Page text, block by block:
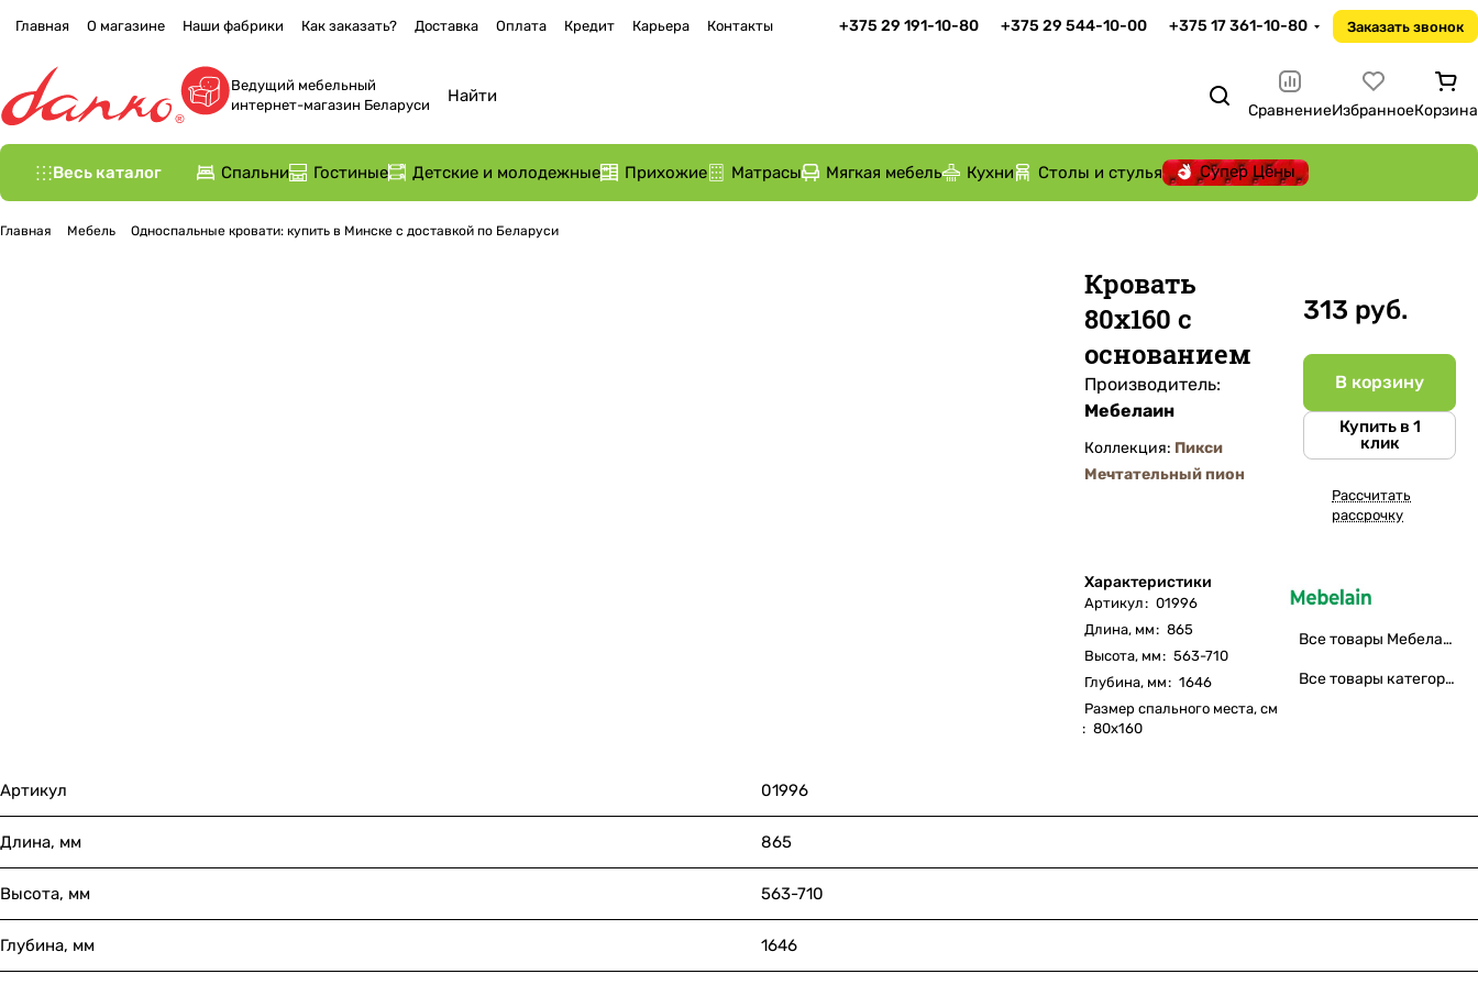
Главная О магазине Наши фабрики Как заказать? Доставка Оплата Кредит Карьера Контакты +375 29 191-10-80 +375 29 544-10-00 +375 17 361-10-80 Заказать звонок
Ведущий мебельный
интернет-магазин Беларуси
СравнениеИзбранноеКорзина
Весь каталог Спальни Гостиные Детские и молодежные Прихожие Матрасы Мягкая мебель Кухни Столы и стулья Супер Цены
Главная Мебель Односпальные кровати: купить в Минске с доставкой по Беларуси
Кровать
80х160 с
основанием
Производитель:
Мебелаин
Коллекция: Пикси
Мечтательный пион
Характеристики
Артикул: 01996
Длина, мм: 865
Высота, мм: 563-710
Глубина, мм: 1646
Размер спального места, см
: 80x160
313 руб.
В корзину
Купить в 1
клик
Рассчитать
рассрочку
Все товары Мебелаин
Все товары категории
Артикул 01996
Длина, мм 865
Высота, мм 563-710
Глубина, мм 1646